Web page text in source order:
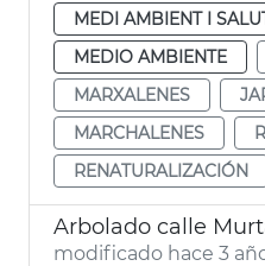
MEDI AMBIENT I
MEDIO AMBIENTE
MARXALENES
MARCHALENES
RENATURALIZACIÓN
Arbolado calle
modificado hace 3